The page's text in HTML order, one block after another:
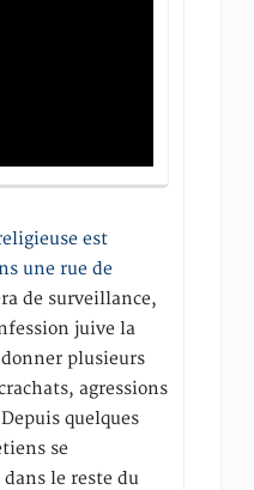
est
une rue de
de surveillance,
juive la
plusieurs
agressions
quelques
se
le reste du